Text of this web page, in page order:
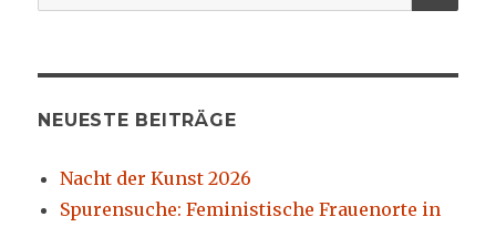
nach:
NEUESTE BEITRÄGE
Nacht der Kunst 2026
Spurensuche: Feministische Frauenorte in